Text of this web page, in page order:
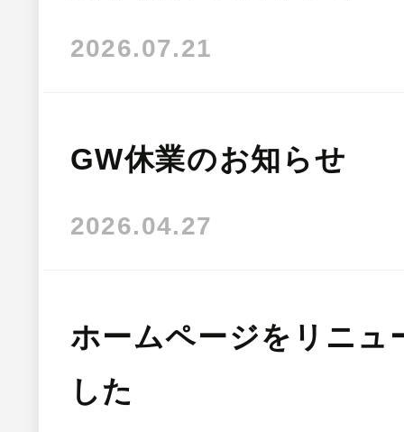
2026.07.21
GW休業のお知らせ
2026.04.27
ホームページをリニュ
した